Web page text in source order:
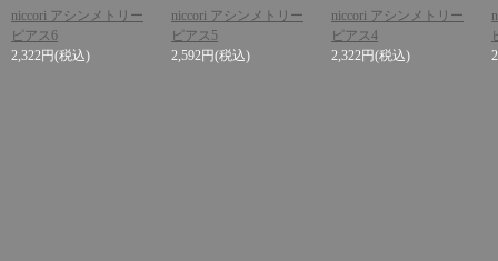
niccori アシンメトリー
ピアス6
2,322円(税込)
niccori アシンメトリー
ピアス5
2,592円(税込)
niccori アシンメトリー
ピアス4
2,322円(税込)